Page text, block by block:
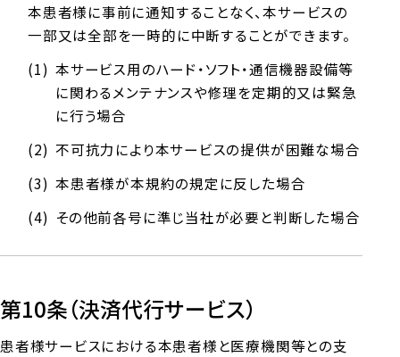
本患者様に事前に通知することなく、本サービスの
一部又は全部を一時的に中断することができます。
本サービス用のハード・ソフト・通信機器設備等
に関わるメンテナンスや修理を定期的又は緊急
に行う場合
不可抗力により本サービスの提供が困難な場合
本患者様が本規約の規定に反した場合
その他前各号に準じ当社が必要と判断した場合
第10条（決済代行サービス）
患者様サービスにおける本患者様と医療機関等との支